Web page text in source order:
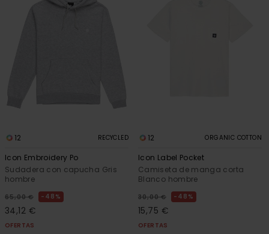
12 RECYCLED
Icon Embroidery Po
Sudadera con capucha Gris
hombre
65,00 € 48%
34,12 €
OFERTAS
12 ORGANIC COTTON
Icon Label Pocket
Camiseta de manga corta
Blanco hombre
30,00 € 48%
15,75 €
OFERTAS